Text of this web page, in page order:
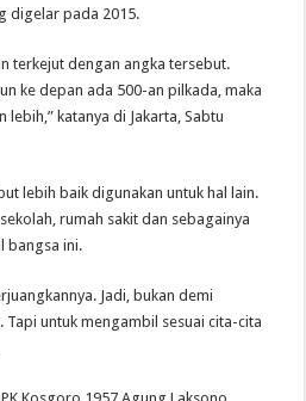
digelar pada 2015.
terkejut dengan angka tersebut.
ke depan ada 500-an pilkada, maka
lebih,” katanya di Jakarta, Sabtu
lebih baik digunakan untuk hal lain.
rumah sakit dan sebagainya
bangsa ini.
Jadi, bukan demi
Tapi untuk mengambil sesuai cita-cita